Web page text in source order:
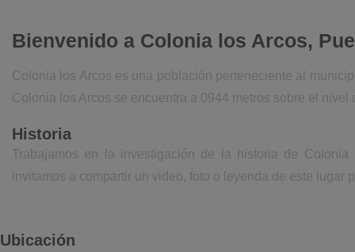
Bienvenido a Colonia los Arcos,
Colonia los Arcos es una población perteneciente al
Colonia los Arcos se encuentra a 0944 metros sobre el nivel
Historia
Trabajamos en la investigación de la historia de
invitamos a compartir un video, foto o leyenda de este lugar
Ubicación